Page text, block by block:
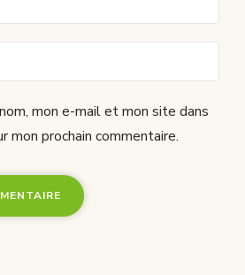
mon e-mail et mon site dans
mon prochain commentaire.